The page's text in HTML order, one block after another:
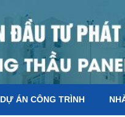
DỰ ÁN CÔNG TRÌNH